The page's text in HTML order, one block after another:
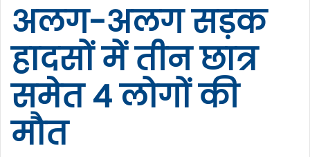
अलग-अलग सड़क
हादसों में तीन छात्र
समेत 4 लोगों की
मौत